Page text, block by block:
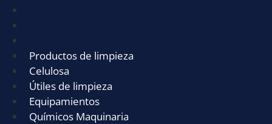
Productos de limpieza
Celulosa
Útiles de limpieza
Equipamientos
Químicos Maquinaria